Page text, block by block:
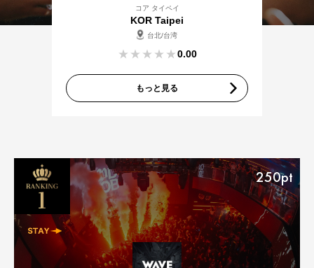
コア タイペイ
KOR Taipei
台北/台湾
0.00
もっと見る
250pt